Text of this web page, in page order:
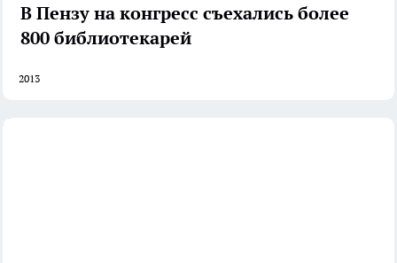
В Пензу на конгресс съехались более
800 библиотекарей
2013